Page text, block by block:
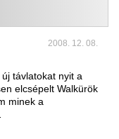
2008. 12. 08.
távlatokat nyit a
elcsépelt Walkürök
minek a